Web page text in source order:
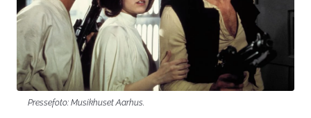
Pressefoto: Musikhuset Aarhus.